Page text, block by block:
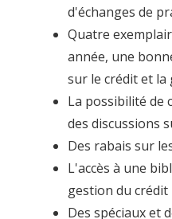
d'échanges de
Quatre
année, une
sur le crédit et la
La possibilité de
des discussions
Des rabais sur
L'accès à une
gestion du crédit
Des spéciaux et